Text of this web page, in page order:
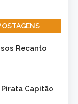
Recanto
Pirata Capitão